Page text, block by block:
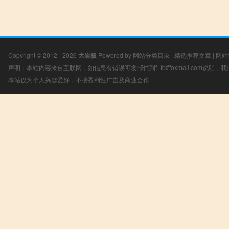
Copyright © 2012 - 2026 大岩板 Powered by 网站分类目录 | 精选推荐文章 | 网
声明：本站内容来自互联网，如信息有错误可发邮件到f_fb#foxmail.com说明，
本站仅为个人兴趣爱好，不接盈利性广告及商业合作